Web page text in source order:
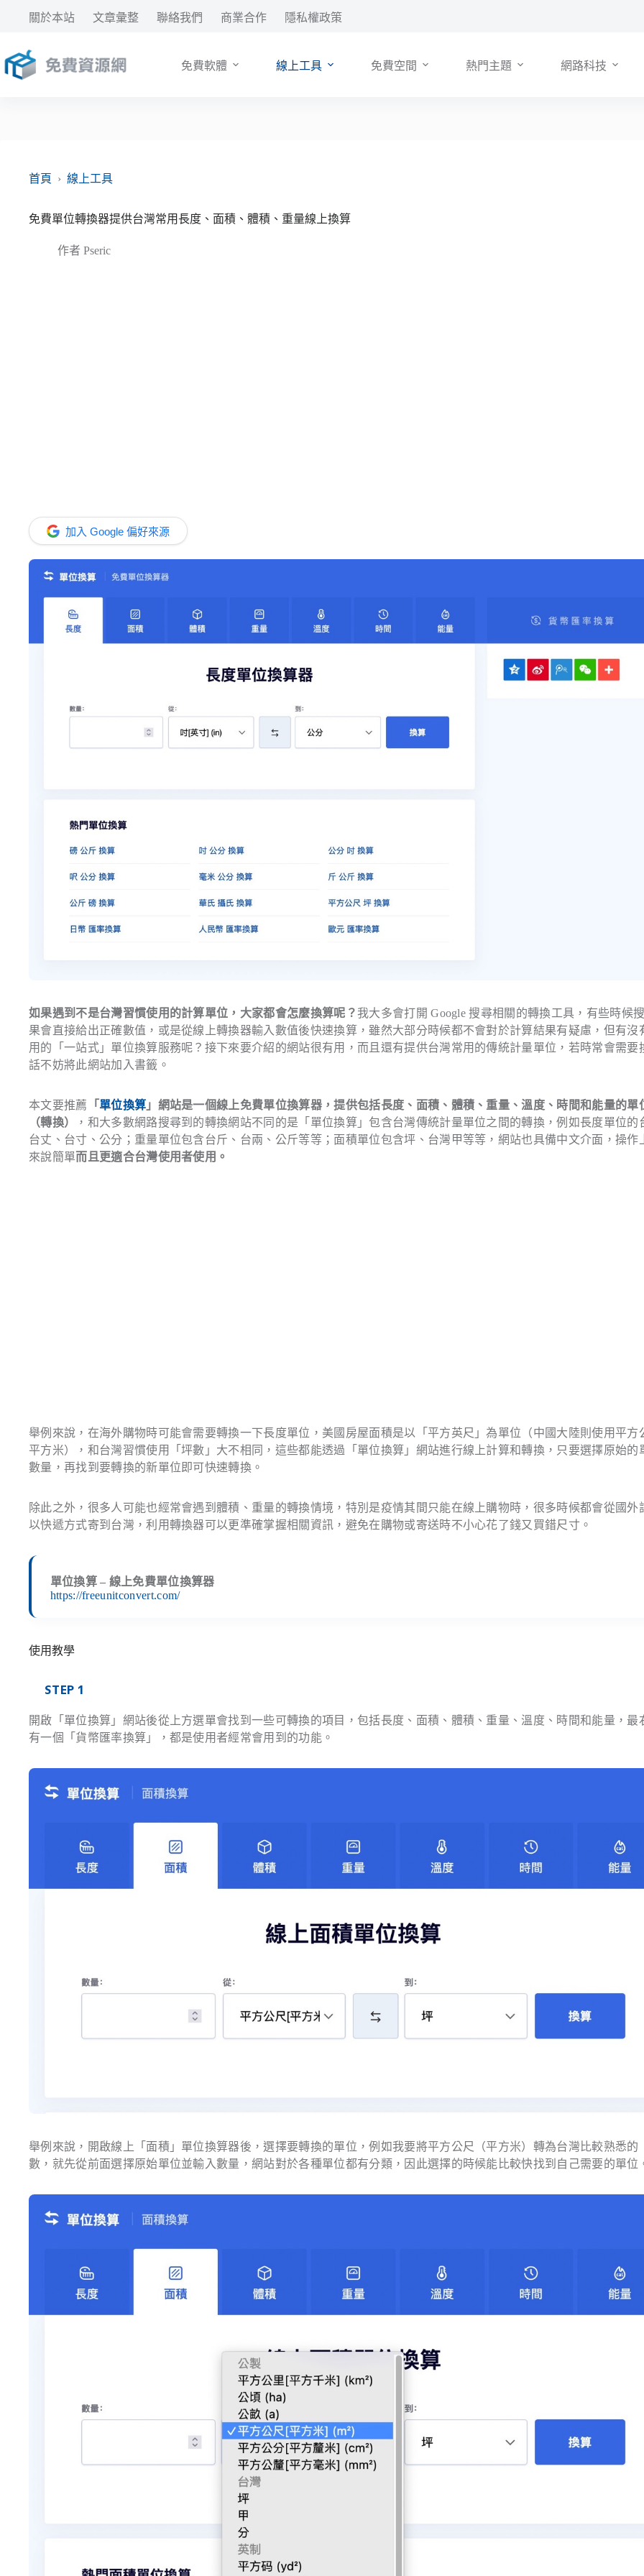
要
內
關於本站 文章彙整 聯絡我們 商業合作 隱私權政策
免費軟體 線上工具 免費空間 熱門主題 網路科技
首頁 › 線上工具
免費單位轉換器提供台灣常用長度、面積、體積、重量線上換算
作者 Pseric
加入 Google 偏好來源
如果遇到不是台灣習慣使用的計算單位，大家都會怎麼換算呢？我大多會打開 Google 搜尋相關的轉換工具，有些時候
果會直接給出正確數值，或是從線上轉換器輸入數值後快速換算，雖然大部分時候都不會對於計算結果有疑慮，但有沒
用的「一站式」單位換算服務呢？接下來要介紹的網站很有用，而且還有提供台灣常用的傳統計量單位，若時常會需要
話不妨將此網站加入書籤。
本文要推薦 「 單位換算 」網站是一個線上免費單位換算器，提供包括長度、面積、體積、重量、溫度、時間和能量的單
（轉換）
，和大多數網路搜尋到的轉換網站不同的是「單位換算」包含台灣傳統計量單位之間的轉換，例如長度單位的
台丈、台寸、公分；重量單位包含台斤、台兩、公斤等等；面積單位包含坪、台灣甲等等，網站也具備中文介面，操作
來說簡單而且更適合台灣使用者使用。
舉例來說，在海外購物時可能會需要轉換一下長度單位，美國房屋面積是以「平方英尺」為單位（中國大陸則使用平方
平方米），和台灣習慣使用「坪數」大不相同，這些都能透過「單位換算」網站進行線上計算和轉換，只要選擇原始的
數量，再找到要轉換的新單位即可快速轉換。
除此之外，很多人可能也經常會遇到體積、重量的轉換情境，特別是疫情其間只能在線上購物時，很多時候都會從國外
以快遞方式寄到台灣，利用轉換器可以更準確掌握相關資訊，避免在購物或寄送時不小心花了錢又買錯尺寸。
單位換算 – 線上免費單位換算器
https://freeunitconvert.com/
使用教學
STEP 1
開啟「單位換算」網站後從上方選單會找到一些可轉換的項目，包括長度、面積、體積、重量、溫度、時間和能量，最
有一個「貨幣匯率換算」，都是使用者經常會用到的功能。
舉例來說，開啟線上「面積」單位換算器後，選擇要轉換的單位，例如我要將平方公尺（平方米）轉為台灣比較熟悉的
數，就先從前面選擇原始單位並輸入數量，網站對於各種單位都有分類，因此選擇的時候能比較快找到自己需要的單位